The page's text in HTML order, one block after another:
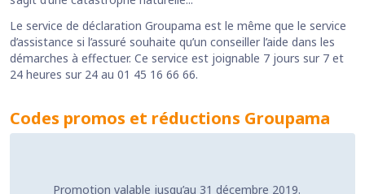
Le service de déclaration Groupama est le même que le service
d’assistance si l’assuré souhaite qu’un conseiller l’aide dans les
démarches à effectuer. Ce service est joignable 7 jours sur 7 et
24 heures sur 24 au 01 45 16 66 66.
Codes promos et réductions Groupama
Promotion valable jusqu’au 31 décembre 2019.